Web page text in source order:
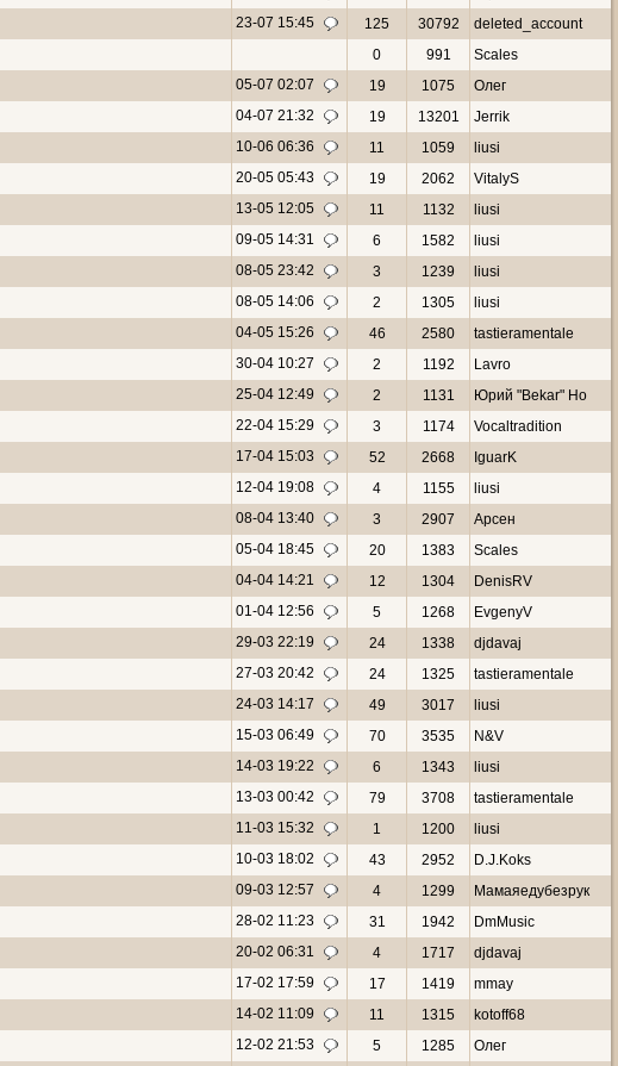
23-07 15:45 125 30792
deleted_account
0 991
Scales
05-07 02:07 19 1075
Олег
04-07 21:32 19 13201
Jerrik
10-06 06:36 11 1059
liusi
20-05 05:43 19 2062
VitalyS
13-05 12:05 11 1132
liusi
09-05 14:31 6 1582
liusi
08-05 23:42 3 1239
liusi
08-05 14:06 2 1305
liusi
04-05 15:26 46 2580
tastieramentale
30-04 10:27 2 1192
Lavro
25-04 12:49 2 1131
Юрий "Bekar" Но
22-04 15:29 3 1174
Vocaltradition
17-04 15:03 52 2668
IguarK
12-04 19:08 4 1155
liusi
08-04 13:40 3 2907
Арсен
05-04 18:45 20 1383
Scales
04-04 14:21 12 1304
DenisRV
01-04 12:56 5 1268
EvgenyV
29-03 22:19 24 1338
djdavaj
27-03 20:42 24 1325
tastieramentale
24-03 14:17 49 3017
liusi
15-03 06:49 70 3535
N&V
14-03 19:22 6 1343
liusi
13-03 00:42 79 3708
tastieramentale
11-03 15:32 1 1200
liusi
10-03 18:02 43 2952
D.J.Koks
09-03 12:57 4 1299
Мамаяедубезрук
28-02 11:23 31 1942
DmMusic
20-02 06:31 4 1717
djdavaj
17-02 17:59 17 1419
mmay
14-02 11:09 11 1315
kotoff68
12-02 21:53 5 1285
Олег